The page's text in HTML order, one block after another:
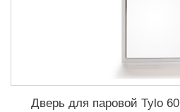
Дверь для паровой Tylo